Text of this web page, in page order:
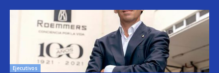
Ejecutivos